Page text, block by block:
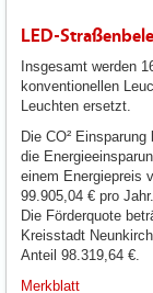
LED-
Insgesamt werden
konventionellen
Leuchten ersetzt.
Die CO²
die
einem Energiepreis
99.905,04 € pro Jahr.
Die Förderquote
Kreisstadt
Anteil 98.319,64 €.
Merkblatt